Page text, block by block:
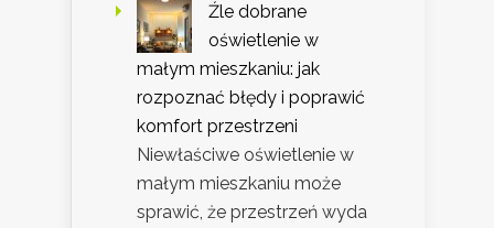
Źle dobrane
oświetlenie w
małym mieszkaniu: jak
rozpoznać błędy i poprawić
komfort przestrzeni
Niewłaściwe oświetlenie w
małym mieszkaniu może
sprawić, że przestrzeń wyda